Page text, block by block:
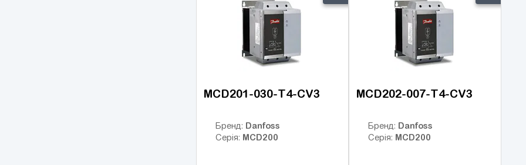
MCD201-030-T4-CV3
Бренд: Danfoss
Серія: MCD200
MCD202-007-T4-CV3
Бренд: Danfoss
Серія: MCD200